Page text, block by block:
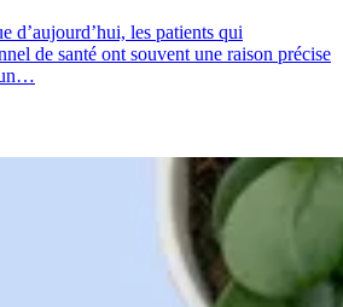
d’aujourd’hui, les patients qui
de santé ont souvent une raison précise